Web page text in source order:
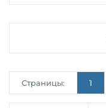
Страницы: 1